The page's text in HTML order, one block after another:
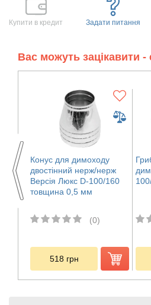
Купити в кредит Задати питання
Вас можуть зацікавити -
Конус для димоходу
двостінний нерж/нерж
Версія Люкс D-100/160
товщина 0,5 мм
(0)
518 грн